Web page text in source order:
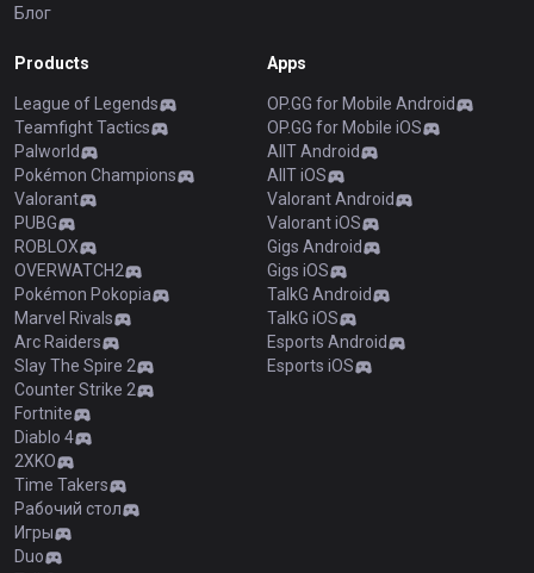
Блог
Products
League of Legends
Teamfight Tactics
Palworld
Pokémon Champions
Valorant
PUBG
ROBLOX
OVERWATCH2
Pokémon Pokopia
Marvel Rivals
Arc Raiders
Slay The Spire 2
Counter Strike 2
Fortnite
Diablo 4
2XKO
Time Takers
Рабочий стол
Игры
Duo
Apps
OP.GG for Mobile Android
OP.GG for Mobile iOS
AllT Android
AllT iOS
Valorant Android
Valorant iOS
Gigs Android
Gigs iOS
TalkG Android
TalkG iOS
Esports Android
Esports iOS